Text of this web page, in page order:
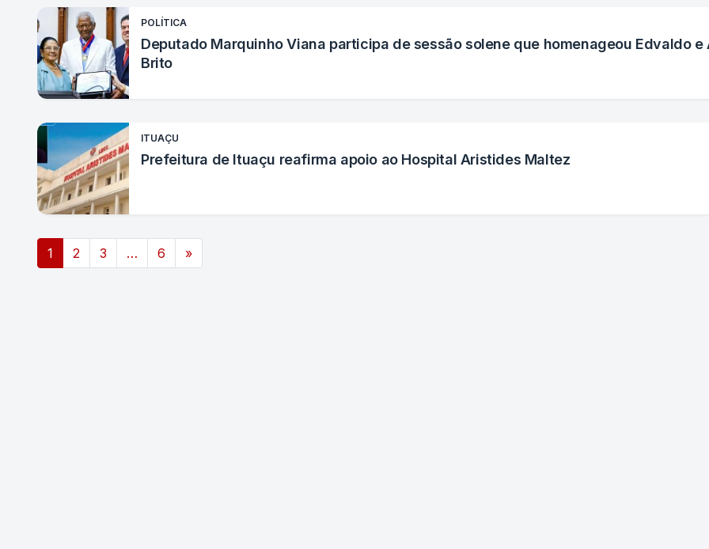
POLÍTICA
Deputado Marquinho Viana participa de sessão solene que homenageou Edvaldo e
Brito
ITUAÇU
Prefeitura de Ituaçu reafirma apoio ao Hospital Aristides Maltez
Navegação por posts
1 2 3 … 6 »